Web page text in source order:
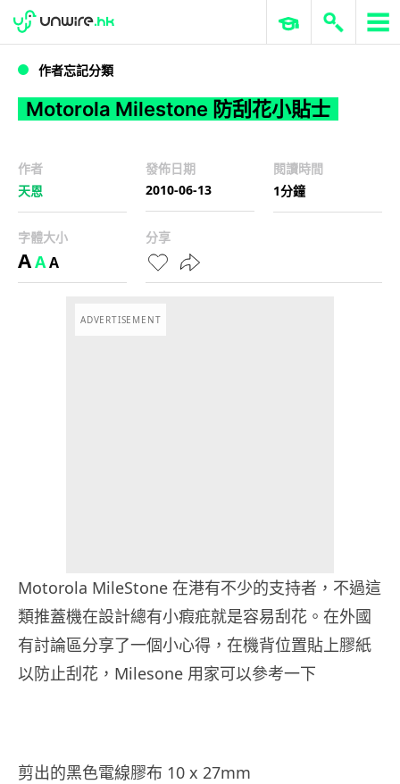
Motorola Milestone 防刮花小貼士
WWDC 2026 ERP 與商業 AI
作者忘記分類
Motorola Milestone 防刮花小貼士
作者
天恩
發佈日期
2010-06-13
閱讀時間
1分鐘
字體大小
AAA
分享
ADVERTISEMENT
Motorola MileStone 在港有不少的支持者，不過這
類推蓋機在設計總有小瘕疪就是容易刮花。在外國
有討論區分享了一個小心得，在機背位置貼上膠紙
以防止刮花，Milesone 用家可以參考一下
剪出的黑色電線膠布 10 x 27mm